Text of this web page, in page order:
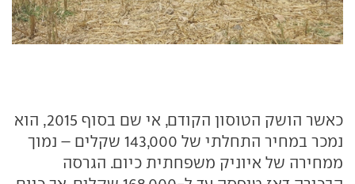
כאשר הושק הטוסון הקודם, אי שם בסוף 2015, הוא
נמכר במחיר התחלתי של 143,000 שקלים – נמוך
ממחירה של איוניק משפחתית כיום. הגרסה